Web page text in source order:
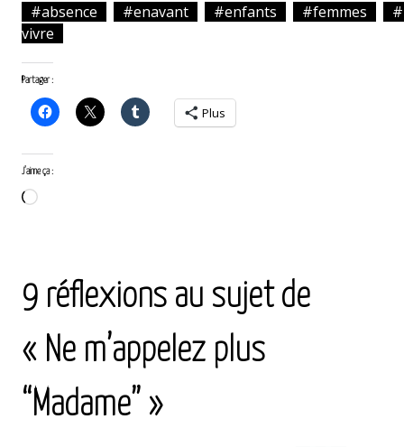
#absence #enavant #enfants #femmes
vivre
Partager :
Plus
J’aime ça :
Chargement…
article
précédent
9 réflexions au sujet de
« Ne m’appelez plus
“Madame” »